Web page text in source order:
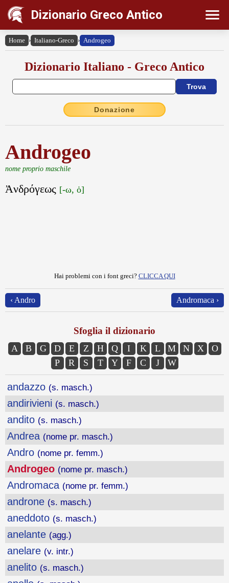
Dizionario Greco Antico
Home › Italiano-Greco › Androgeo
Dizionario Italiano - Greco Antico
Donazione
Androgeo
nome proprio maschile
Ἀνδρόγεως [-ω, ὁ]
Hai problemi con i font greci? CLICCA QUI
‹ Andro Andromaca ›
Sfoglia il dizionario
A B G D E Z H Q I K L M N X
O
P
R S T Y F C J W
andazzo (s. masch.)
andirivieni (s. masch.)
andito (s. masch.)
Andrea (nome pr. masch.)
Andro (nome pr. femm.)
Androgeo (nome pr. masch.)
Andromaca (nome pr. femm.)
androne (s. masch.)
aneddoto (s. masch.)
anelante (agg.)
anelare (v. intr.)
anelito (s. masch.)